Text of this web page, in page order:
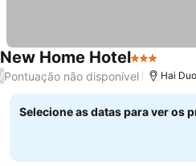
New Home Hotel3 Estrelas
/Pontuação não disponível Hai
Selecione as datas para ver os